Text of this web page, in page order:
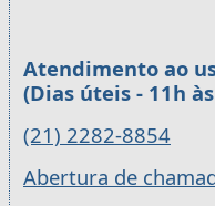
Atendimento ao
(Dias úteis - 11h
(21) 2282-8854
Abertura de